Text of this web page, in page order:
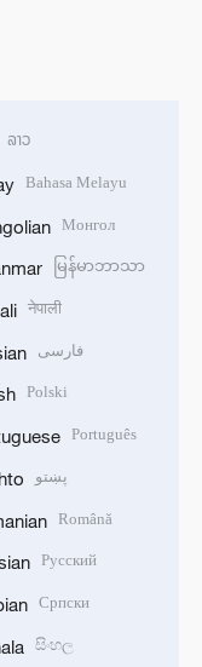
ລາວ
Bahasa Melayu
Монгол
မြန်မာဘာသာ
नेपाली
فارسی
Polski
Português
پښتو
Română
Русский
Српски
සිංහල